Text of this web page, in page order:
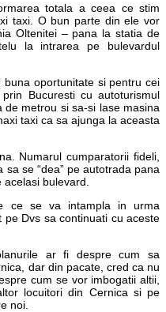
totala a ceea ce stim
taxi. O bun parte din ele vor
Oltenitei – pana la statia de
la intrarea pe bulevardul
oportunitate si pentru cei
Bucuresti cu autoturismul
metrou si sa-si lase masina
taxi ca sa ajunga la aceasta
Numarul cumparatorii fideli,
se “dea” pe autotrada pana
bulevard.
ce se va intampla in urma
Dvs sa continuati cu aceste
ar fi despre cum sa
dar din pacate, cred ca nu
cum se vor imbogatii altii,
locuitori din Cernica si pe
noi.